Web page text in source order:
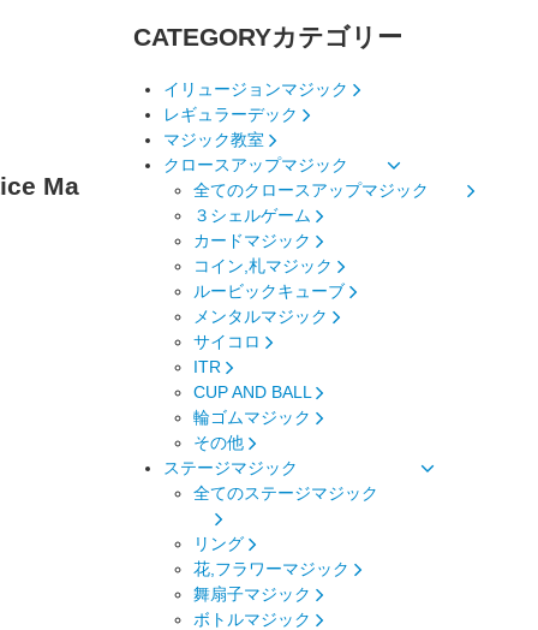
Ma
CATEGORYカテゴリー
イリュージョンマジック
レギュラーデック
マジック教室
クロースアップマジック
全てのクロースアップマジック
３シェルゲーム
カードマジック
コイン,札マジック
ルービックキューブ
メンタルマジック
サイコロ
ITR
CUP AND BALL
輪ゴムマジック
その他
ステージマジック
全てのステージマジック
リング
花,フラワーマジック
舞扇子マジック
ボトルマジック